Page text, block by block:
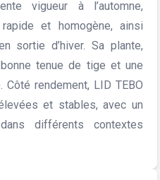
vigueur à l’automne,
et homogène, ainsi
sortie d’hiver. Sa plante,
tenue de tige et une
rendement, LID TEBO
et stables, avec un
différents contextes